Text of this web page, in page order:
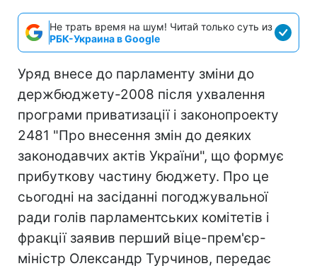
Не трать время на шум! Читай только суть из
РБК-Украина в Google
Уряд внесе до парламенту зміни до
держбюджету-2008 після ухвалення
програми приватизації і законопроекту
2481 "Про внесення змін до деяких
законодавчих актів України", що формує
прибуткову частину бюджету. Про це
сьогодні на засіданні погоджувальної
ради голів парламентських комітетів і
фракції заявив перший віце-прем'єр-
міністр Олександр Турчинов, передає